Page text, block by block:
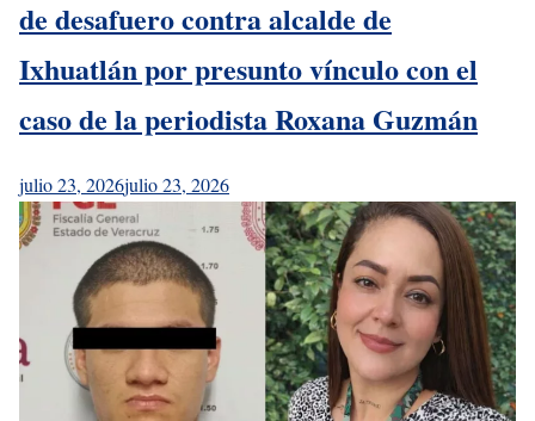
de desafuero contra alcalde de
Ixhuatlán por presunto vínculo con el
caso de la periodista Roxana Guzmán
julio 23, 2026julio 23, 2026